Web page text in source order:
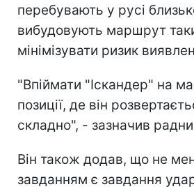
перебувають у русі
вибудовують маршрут
мінімізувати ризик
"Впіймати "Іскандер" на
позиції, де він
складно", - зазначив
Він також додав, що не
завданням є завдання